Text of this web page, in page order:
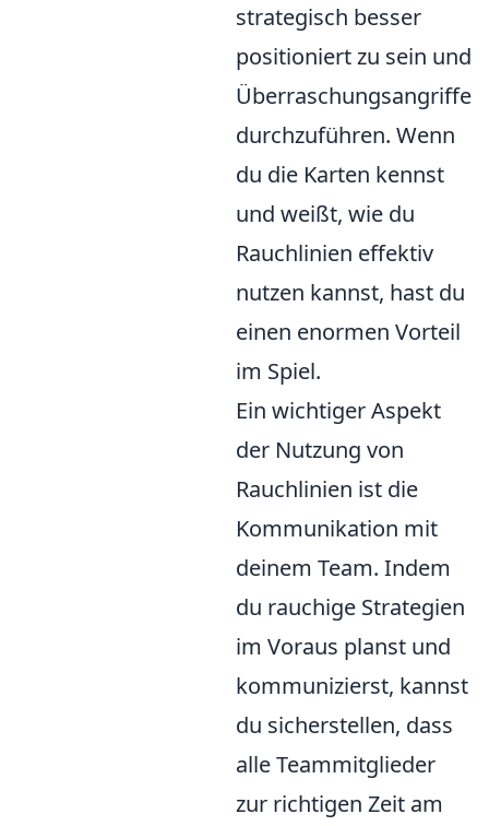
strategisch besser
positioniert zu sein und
Überraschungsangriffe
durchzuführen. Wenn
du die Karten kennst
und weißt, wie du
Rauchlinien effektiv
nutzen kannst, hast du
einen enormen Vorteil
im Spiel.
Ein wichtiger Aspekt
der Nutzung von
Rauchlinien ist die
Kommunikation mit
deinem Team. Indem
du rauchige Strategien
im Voraus planst und
kommunizierst, kannst
du sicherstellen, dass
alle Teammitglieder
zur richtigen Zeit am